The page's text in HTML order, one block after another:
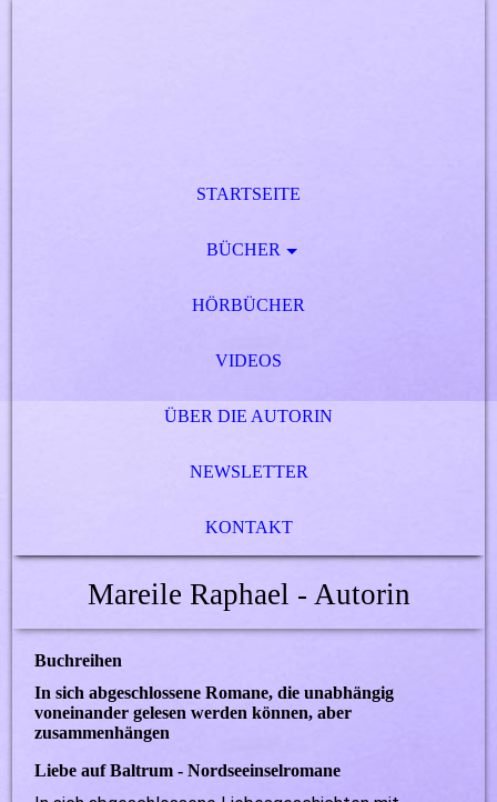
STARTSEITE
BÜCHER
HÖRBÜCHER
VIDEOS
ÜBER DIE AUTORIN
NEWSLETTER
KONTAKT
Mareile Raphael - Autorin
Buchreihen
In sich abgeschlossene Romane, die unabhängig
voneinander gelesen werden können, aber
zusammenhängen
Liebe auf Baltrum - Nordseeinselromane